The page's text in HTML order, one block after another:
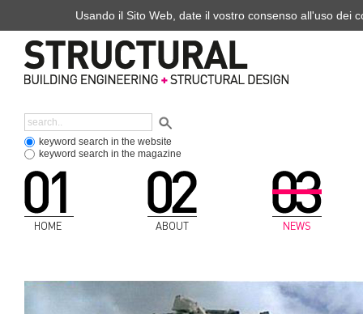
keyword search in the website
keyword search in the magazine
HOME ABOUT NEWS
Usando il Sito Web, date il vostro consenso all'uso